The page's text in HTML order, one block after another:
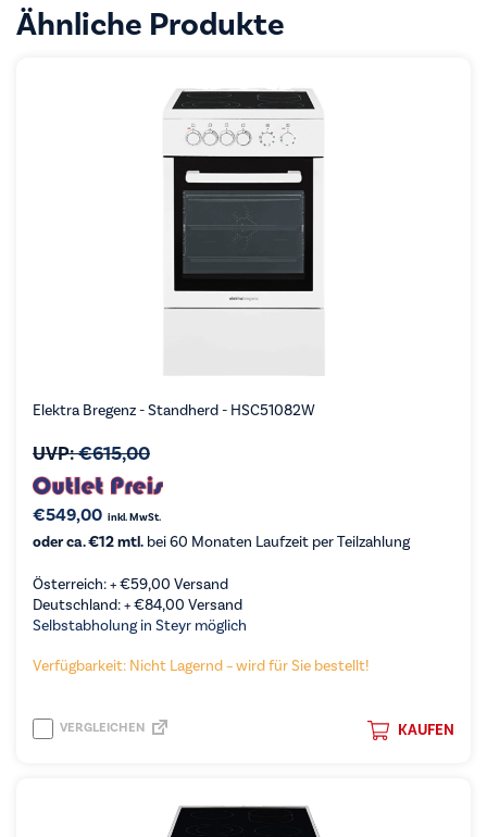
Ähnliche Produkte
Elektra Bregenz - Standherd - HSC51082W
UVP:€615,00
€549,00 inkl. MwSt.
oder ca. €12 mtl. bei 60 Monaten Laufzeit per Teilzahlung
Österreich: +€59,00 Versand
Deutschland: +€84,00 Versand
Selbstabholung in Steyr möglich
Verfügbarkeit: Nicht Lagernd – wird für Sie bestellt!
KAUFEN
VERGLEICHEN